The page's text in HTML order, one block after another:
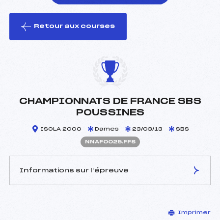
le ski
Retour aux courses
CHAMPIONNATS DE FRANCE SBS
POUSSINES
ISOLA 2000 Dames 23/03/13 SBS
NNAF0025.FFS
Informations sur l’épreuve
–
Imprimer